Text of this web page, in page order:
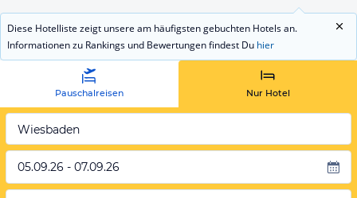
Diese Hotelliste zeigt unsere am häufigsten gebuchten Hotels an.
Informationen zu Rankings und Bewertungen findest Du hier
Pauschalreisen Nur Hotel
Wiesbaden
05.09.26 - 07.09.26